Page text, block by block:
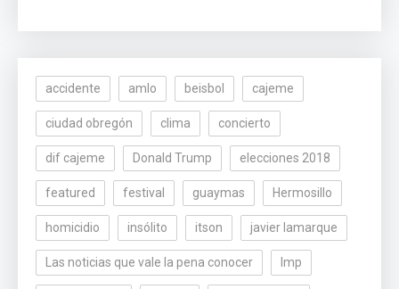
accidente amlo beisbol cajeme
ciudad obregón clima concierto
dif cajeme Donald Trump elecciones 2018
featured festival guaymas Hermosillo
homicidio insólito itson javier lamarque
Las noticias que vale la pena conocer lmp